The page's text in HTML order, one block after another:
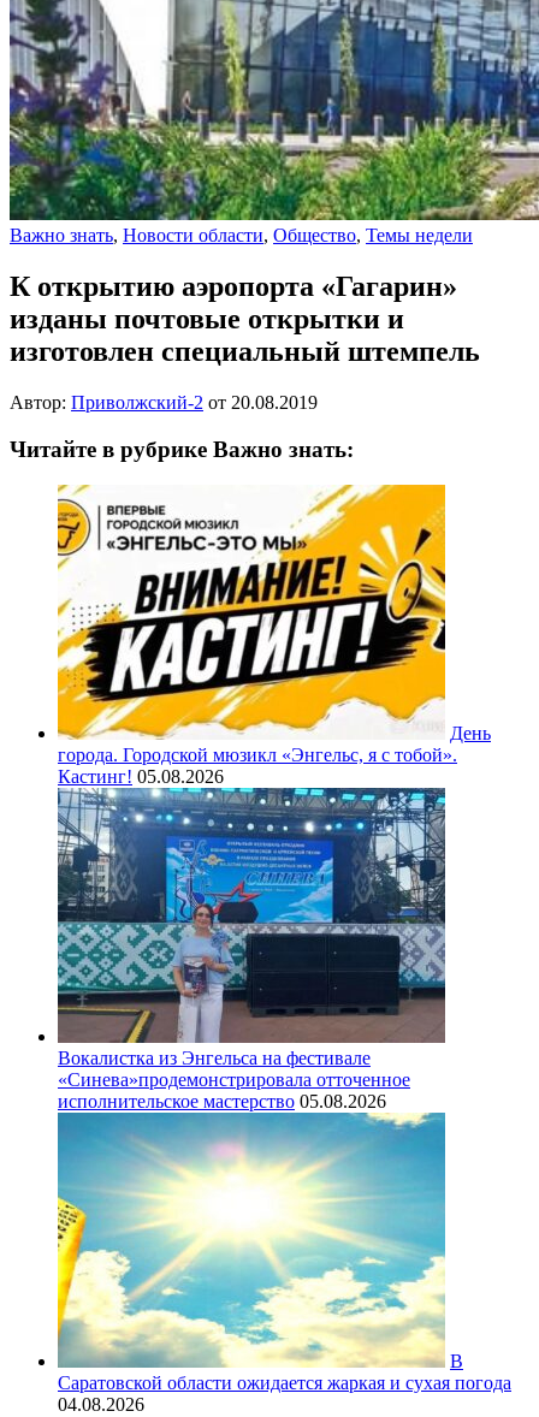
Важно знать, Новости области, Общество, Темы недели
К открытию аэропорта «Гагарин»
изданы почтовые открытки и
изготовлен специальный штемпель
Автор: Приволжский-2 от 20.08.2019
Читайте в рубрике Важно знать:
День
города. Городской мюзикл «Энгельс, я с тобой».
Кастинг! 05.08.2026
Вокалистка из Энгельса на фестивале
«Синева»продемонстрировала отточенное
исполнительское мастерство 05.08.2026
В
Саратовской области ожидается жаркая и сухая погода
04.08.2026